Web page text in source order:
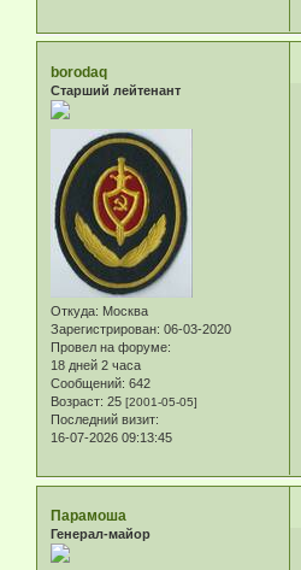
borodaq
Старший лейтенант
Откуда: Москва
Зарегистрирован: 06-03-2020
Провел на форуме:
18 дней 2 часа
Сообщений: 642
Возраст: 25 [2001-05-05]
Последний визит:
16-07-2026 09:13:45
Парамоша
Генерал-майор